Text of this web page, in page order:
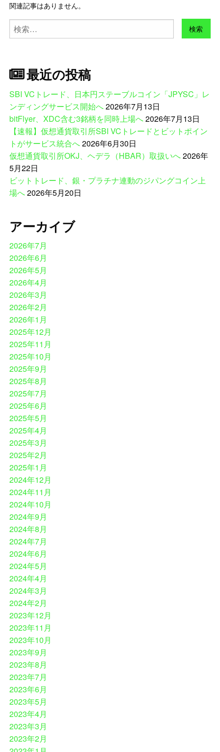
投
へ
関連記事はありません。
検
索:
最近の投稿
SBI VCトレード、日本円ステーブルコイン「JPYSC」レ
ンディングサービス開始へ2026年7月13日
bitFlyer、XDC含む3銘柄を同時上場へ2026年7月13日
【速報】仮想通貨取引所SBI VCトレードとビットポイン
トがサービス統合へ2026年6月30日
仮想通貨取引所OKJ、ヘデラ（HBAR）取扱いへ2026年
5月22日
ビットトレード、銀・プラチナ連動のジパングコイン上
場へ2026年5月20日
アーカイブ
2026年7月
2026年6月
2026年5月
2026年4月
2026年3月
2026年2月
2026年1月
2025年12月
2025年11月
2025年10月
2025年9月
2025年8月
2025年7月
2025年6月
2025年5月
2025年4月
2025年3月
2025年2月
2025年1月
2024年12月
2024年11月
2024年10月
2024年9月
2024年8月
2024年7月
2024年6月
2024年5月
2024年4月
2024年3月
2024年2月
2023年12月
2023年11月
2023年10月
2023年9月
2023年8月
2023年7月
2023年6月
2023年5月
2023年4月
2023年3月
2023年2月